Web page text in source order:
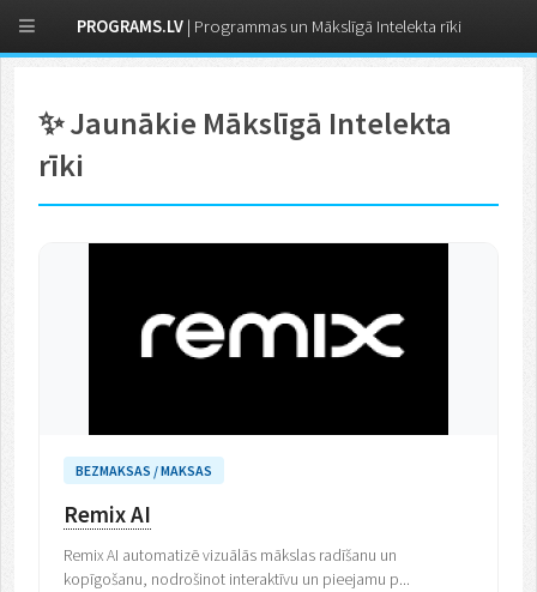
✨ Jaunākie Mākslīgā Intelekta
rīki
BEZMAKSAS / MAKSAS
Remix AI
Remix AI automatizē vizuālās mākslas radīšanu un
kopīgošanu, nodrošinot interaktīvu un pieejamu p...
PROGRAMS.LV | Programmas un Mākslīgā Intelekta rīki